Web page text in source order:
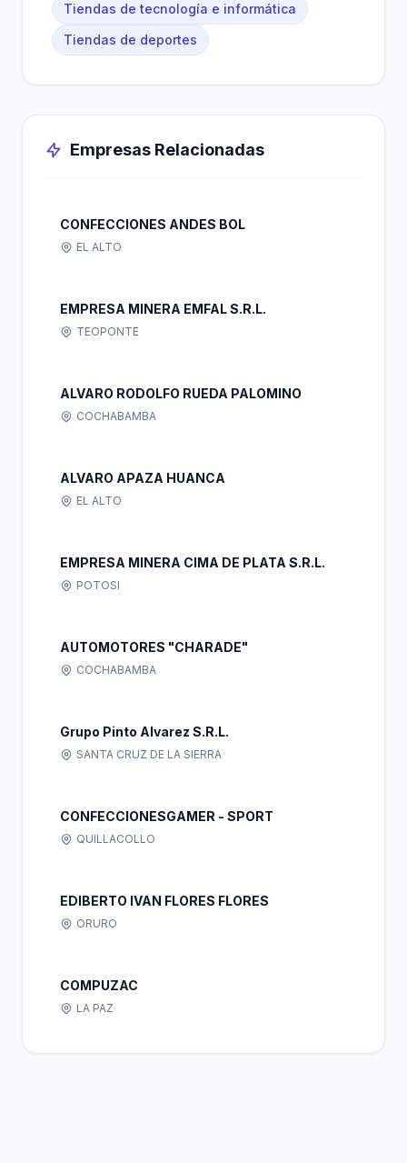
Tiendas de tecnología e informática
Tiendas de deportes
Empresas Relacionadas
CONFECCIONES ANDES BOL
EL ALTO
EMPRESA MINERA EMFAL S.R.L.
TEOPONTE
ALVARO RODOLFO RUEDA PALOMINO
COCHABAMBA
ALVARO APAZA HUANCA
EL ALTO
EMPRESA MINERA CIMA DE PLATA S.R.L.
POTOSI
AUTOMOTORES "CHARADE"
COCHABAMBA
Grupo Pinto Alvarez S.R.L.
SANTA CRUZ DE LA SIERRA
CONFECCIONESGAMER - SPORT
QUILLACOLLO
EDIBERTO IVAN FLORES FLORES
ORURO
COMPUZAC
LA PAZ